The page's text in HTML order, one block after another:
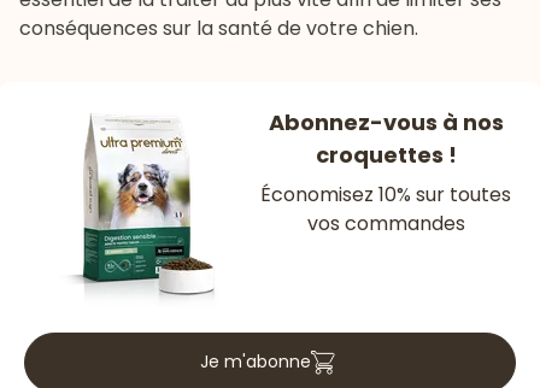
conséquences sur la santé de votre chien.
Abonnez-vous à nos
croquettes !
Économisez 10% sur toutes
vos commandes
Je m'abonne